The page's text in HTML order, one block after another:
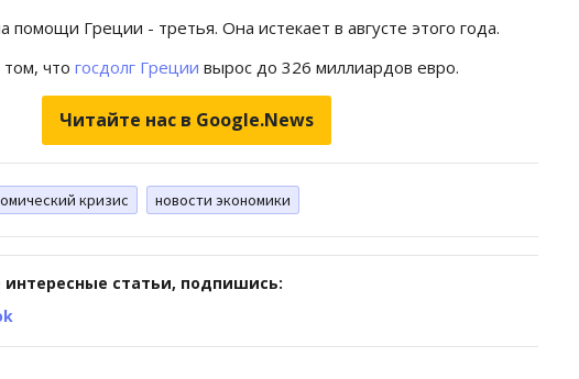
Греции - третья. Она истекает в августе этого года.
что госдолг Греции вырос до 326 миллиардов евро.
Читайте нас в Google.News
кризис новости экономики
интересные статьи, подпишись: